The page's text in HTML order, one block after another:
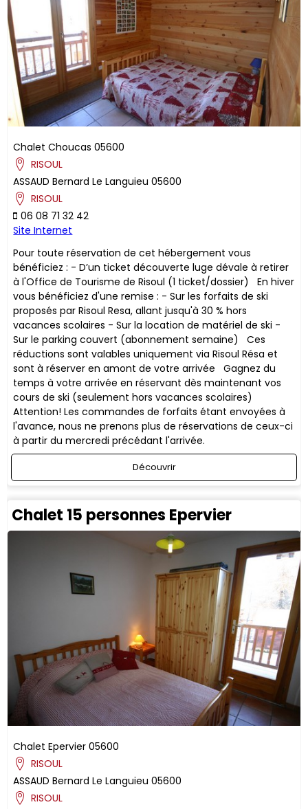
Chalet Choucas 05600
RISOUL
ASSAUD Bernard Le Languieu 05600
RISOUL
06 08 71 32 42
Site Internet
Pour toute réservation de cet hébergement vous
bénéficiez : - D’un ticket découverte luge dévale à retirer
à l'Office de Tourisme de Risoul (1 ticket/dossier) En hiver
vous bénéficiez d'une remise : - Sur les forfaits de ski
proposés par Risoul Resa, allant jusqu'à 30 % hors
vacances scolaires - Sur la location de matériel de ski -
Sur le parking couvert (abonnement semaine) ​Ces
réductions sont valables uniquement via Risoul Résa et
sont à réserver en amont de votre arrivée Gagnez du
temps à votre arrivée en réservant dès maintenant vos
cours de ski (seulement hors vacances scolaires)
Attention! Les commandes de forfaits étant envoyées à
l'avance, nous ne prenons plus de réservations de ceux-ci
à partir du mercredi précédant l'arrivée.
Découvrir
Chalet 15 personnes Epervier
Chalet Epervier 05600
RISOUL
ASSAUD Bernard Le Languieu 05600
RISOUL